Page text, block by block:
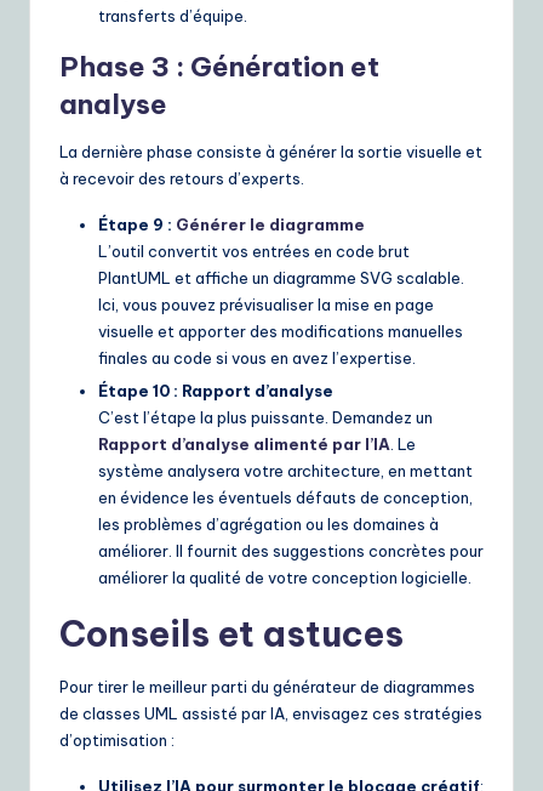
transferts d’équipe.
Phase 3 : Génération et
analyse
La dernière phase consiste à générer la sortie visuelle et
à recevoir des retours d’experts.
Étape 9 : Générer le diagramme
L’outil convertit vos entrées en code brut
PlantUML et affiche un diagramme SVG scalable.
Ici, vous pouvez prévisualiser la mise en page
visuelle et apporter des modifications manuelles
finales au code si vous en avez l’expertise.
Étape 10 : Rapport d’analyse
C’est l’étape la plus puissante. Demandez un
Rapport d’analyse alimenté par l’IA . Le
système analysera votre architecture, en mettant
en évidence les éventuels défauts de conception,
les problèmes d’agrégation ou les domaines à
améliorer. Il fournit des suggestions concrètes pour
améliorer la qualité de votre conception logicielle.
Conseils et astuces
Pour tirer le meilleur parti du générateur de diagrammes
de classes UML assisté par IA, envisagez ces stratégies
d’optimisation :
Utilisez l’IA pour surmonter le blocage créatif: